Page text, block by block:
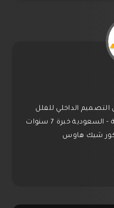
الداخلي للفلل
والشقق والمنازل في المنطقة الشرقية - السعودية خبرة 7 سنوات
شيك هاوس